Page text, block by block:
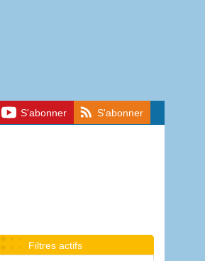
S'abonner S'abonner
Filtres actifs